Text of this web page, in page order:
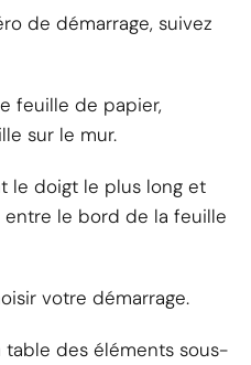
de démarrage, suivez
feuille de papier,
sur le mur.
le doigt le plus long et
le bord de la feuille
votre démarrage.
table des éléments sous-